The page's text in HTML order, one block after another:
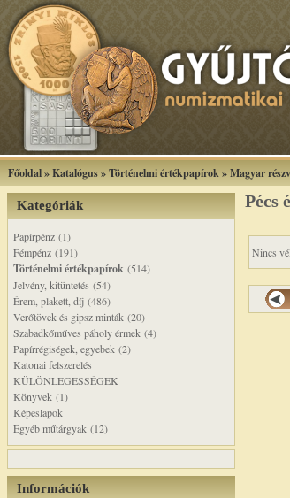
Főoldal»Katalógus»Történelmi értékpapírok»Magyar
Kategóriák
Papírpénz (1)
Fémpénz (191)
Történelmi értékpapírok (514)
Jelvény, kitüntetés (54)
Érem, plakett, díj (486)
Verőtövek és gipsz minták (20)
Szabadkőműves páholy érmek (4)
Papírrégiségek, egyebek (2)
Katonai felszerelés
KÜLÖNLEGESSÉGEK
Könyvek (1)
Képeslapok
Egyéb műtárgyak (12)
Információk
Pécs
Nincs